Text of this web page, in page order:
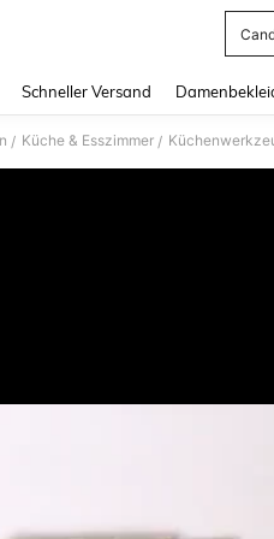
Schneller Versand
/ Küche & Esszimmer /